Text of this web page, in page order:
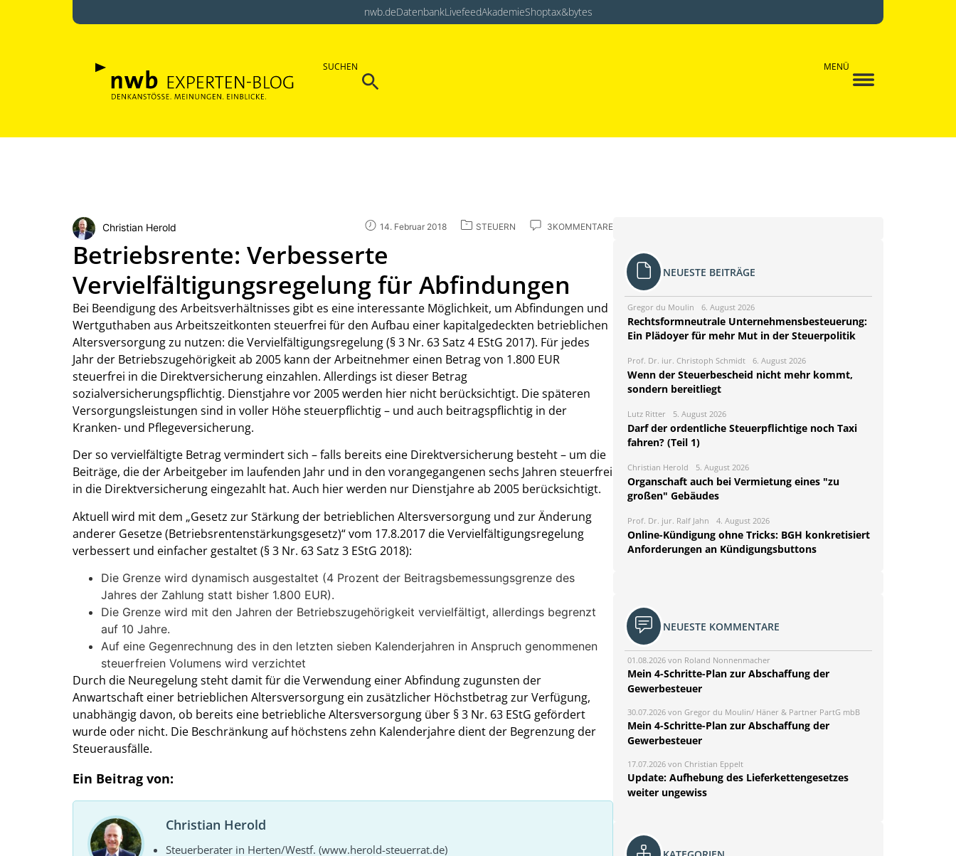
nwb.deDatenbankLivefeedAkademieShoptax&bytes
SUCHEN
Search
MENÜ
Christian Herold 14. Februar 2018 STEUERN 3KOMMENTARE
Betriebsrente: Verbesserte
Vervielfältigungsregelung für Abfindungen
Bei Beendigung des Arbeitsverhältnisses gibt es eine interessante Möglichkeit, um Abfindungen und
Wertguthaben aus Arbeitszeitkonten steuerfrei für den Aufbau einer kapitalgedeckten betrieblichen
Altersversorgung zu nutzen: die Vervielfältigungsregelung (§ 3 Nr. 63 Satz 4 EStG 2017). Für jedes
Jahr der Betriebszugehörigkeit ab 2005 kann der Arbeitnehmer einen Betrag von 1.800 EUR
steuerfrei in die Direktversicherung einzahlen. Allerdings ist dieser Betrag
sozialversicherungspflichtig. Dienstjahre vor 2005 werden hier nicht berücksichtigt. Die späteren
Versorgungsleistungen sind in voller Höhe steuerpflichtig – und auch beitragspflichtig in der
Kranken- und Pflegeversicherung.
Der so vervielfältigte Betrag vermindert sich – falls bereits eine Direktversicherung besteht – um die
Beiträge, die der Arbeitgeber im laufenden Jahr und in den vorangegangenen sechs Jahren steuerfrei
in die Direktversicherung eingezahlt hat. Auch hier werden nur Dienstjahre ab 2005 berücksichtigt.
Aktuell wird mit dem „Gesetz zur Stärkung der betrieblichen Altersversorgung und zur Änderung
anderer Gesetze (Betriebsrentenstärkungsgesetz)“ vom 17.8.2017 die Vervielfältigungsregelung
verbessert und einfacher gestaltet (§ 3 Nr. 63 Satz 3 EStG 2018):
Die Grenze wird dynamisch ausgestaltet (4 Prozent der Beitragsbemessungsgrenze des
Jahres der Zahlung statt bisher 1.800 EUR).
Die Grenze wird mit den Jahren der Betriebszugehörigkeit vervielfältigt, allerdings begrenzt
auf 10 Jahre.
Auf eine Gegenrechnung des in den letzten sieben Kalenderjahren in Anspruch genommenen
steuerfreien Volumens wird verzichtet
Durch die Neuregelung steht damit für die Verwendung einer Abfindung zugunsten der
Anwartschaft einer betrieblichen Altersversorgung ein zusätzlicher Höchstbetrag zur Verfügung,
unabhängig davon, ob bereits eine betriebliche Altersversorgung über § 3 Nr. 63 EStG gefördert
wurde oder nicht. Die Beschränkung auf höchstens zehn Kalenderjahre dient der Begrenzung der
Steuerausfälle.
Ein Beitrag von:
Christian Herold
Steuerberater in Herten/Westf. (www.herold-steuerrat.de)
NEUESTE BEITRÄGE
Gregor du Moulin 6. August 2026
Rechtsformneutrale Unternehmensbesteuerung:
Ein Plädoyer für mehr Mut in der Steuerpolitik
Prof. Dr. iur. Christoph Schmidt 6. August 2026
Wenn der Steuerbescheid nicht mehr kommt,
sondern bereitliegt
Lutz Ritter 5. August 2026
Darf der ordentliche Steuerpflichtige noch Taxi
fahren? (Teil 1)
Christian Herold 5. August 2026
Organschaft auch bei Vermietung eines "zu
großen" Gebäudes
Prof. Dr. jur. Ralf Jahn 4. August 2026
Online-Kündigung ohne Tricks: BGH konkretisiert
Anforderungen an Kündigungsbuttons
NEUESTE KOMMENTARE
01.08.2026 von Roland Nonnenmacher
Mein 4-Schritte-Plan zur Abschaffung der
Gewerbesteuer
30.07.2026 von Gregor du Moulin/ Häner & Partner PartG mbB
Mein 4-Schritte-Plan zur Abschaffung der
Gewerbesteuer
17.07.2026 von Christian Eppelt
Update: Aufhebung des Lieferkettengesetzes
weiter ungewiss